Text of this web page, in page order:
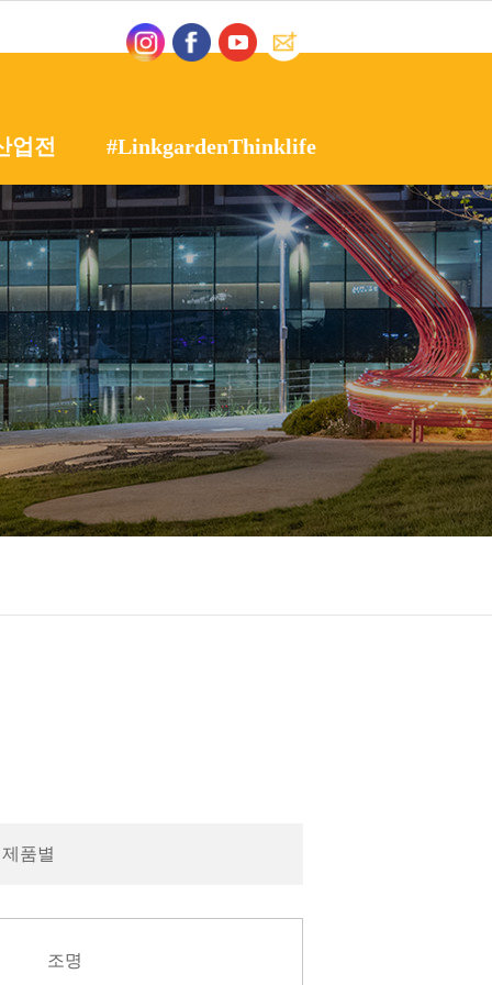
업전
정원산업전
품전
설물전
원산업전
원여지도
#LinkgardenThinklife
갤러리
영상자료실
제품별
조명